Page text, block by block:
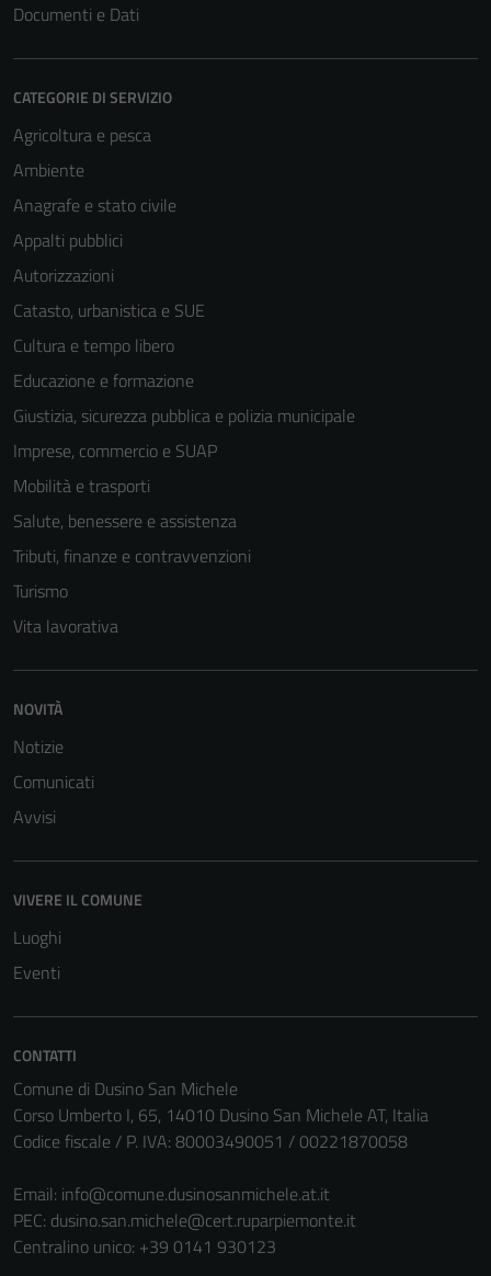
Documenti e Dati
CATEGORIE DI SERVIZIO
Agricoltura e pesca
Ambiente
Anagrafe e stato civile
Appalti pubblici
Autorizzazioni
Catasto, urbanistica e SUE
Cultura e tempo libero
Educazione e formazione
Giustizia, sicurezza pubblica e polizia municipale
Imprese, commercio e SUAP
Mobilità e trasporti
Salute, benessere e assistenza
Tributi, finanze e contravvenzioni
Turismo
Vita lavorativa
NOVITÀ
Notizie
Comunicati
Avvisi
VIVERE IL COMUNE
Luoghi
Eventi
CONTATTI
Comune di Dusino San Michele
Corso Umberto I, 65, 14010 Dusino San Michele AT, Italia
Codice fiscale / P. IVA: 80003490051 / 00221870058
Email: info@comune.dusinosanmichele.at.it
PEC: dusino.san.michele@cert.ruparpiemonte.it
Centralino unico: +39 0141 930123
informazioni
personali.